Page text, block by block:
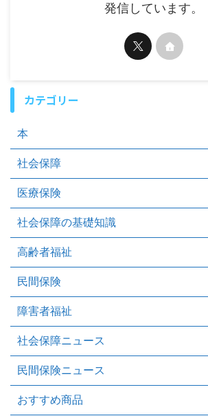
発信しています。
カテゴリー
本
社会保障
医療保険
社会保障の基礎知識
高齢者福祉
民間保険
障害者福祉
社会保障ニュース
民間保険ニュース
おすすめ商品